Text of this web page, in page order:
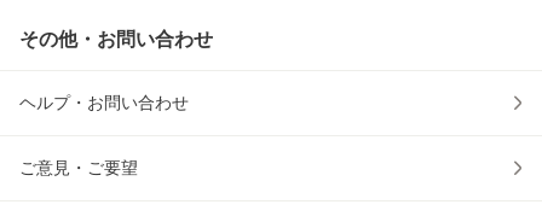
その他・お問い合わせ
ヘルプ・お問い合わせ
ご意見・ご要望